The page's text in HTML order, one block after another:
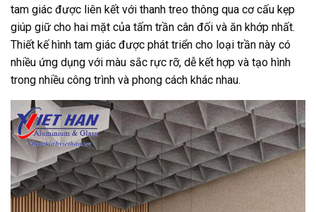
tam giác được liên kết với thanh treo thông qua cơ cấu kẹp
giúp giữ cho hai mặt của tấm trần cân đối và ăn khớp nhất.
Thiết kế hình tam giác được phát triển cho loại trần này có
nhiều ứng dụng với màu sắc rực rỡ, dễ kết hợp và tạo hình
trong nhiều công trình và phong cách khác nhau.